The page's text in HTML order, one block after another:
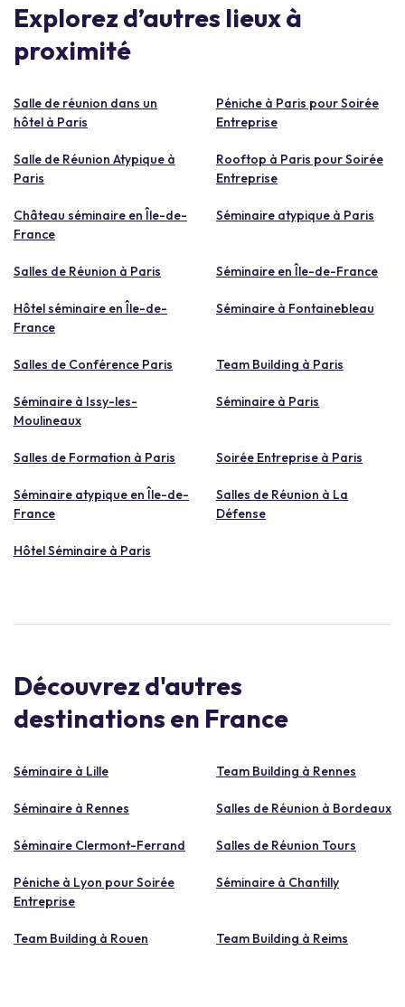
Explorez d’autres lieux à
proximité
Salle de réunion dans un
hôtel à Paris
Péniche à Paris pour Soirée
Entreprise
Salle de Réunion Atypique à
Paris
Rooftop à Paris pour Soirée
Entreprise
Château séminaire en Île-de-
France
Séminaire atypique à Paris
Salles de Réunion à Paris Séminaire en Île-de-France
Hôtel séminaire en Île-de-
France
Séminaire à Fontainebleau
Salles de Conférence Paris Team Building à Paris
Séminaire à Issy-les-
Moulineaux
Séminaire à Paris
Salles de Formation à Paris Soirée Entreprise à Paris
Séminaire atypique en Île-de-
France
Salles de Réunion à La
Défense
Hôtel Séminaire à Paris
Découvrez d'autres
destinations en France
Séminaire à Lille Team Building à Rennes
Séminaire à Rennes Salles de Réunion à Bordeaux
Séminaire Clermont-Ferrand Salles de Réunion Tours
Péniche à Lyon pour Soirée
Entreprise
Séminaire à Chantilly
Team Building à Rouen Team Building à Reims